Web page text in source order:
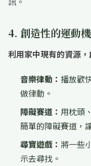
4. 創造性的運動
利用家中現有的資源
音樂律動： 播放歡
做律動。
障礙賽道： 用枕頭
簡單的障礙賽道，
尋寶遊戲： 將一些
示去尋找。